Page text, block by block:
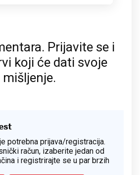
Prijavite se i
koji će dati svoje
mišljenje.
potrebna prijava/registracija.
račun, izaberite jedan od
i registrirajte se u par brzih